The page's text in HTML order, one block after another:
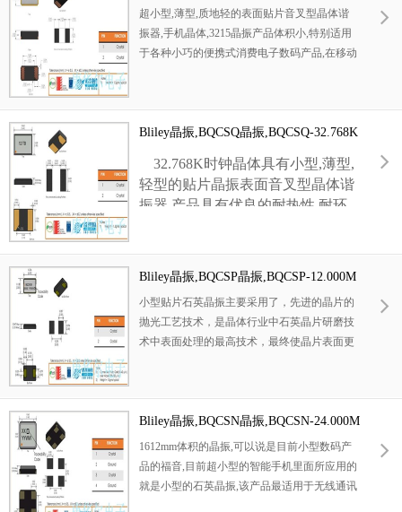
应，为无铅产品.
YCBKT晶振
超小型,薄型,质地轻的表面贴片音叉型晶体谐
振器,手机晶体,3215晶振产品体积小,特别适用
于各种小巧的便携式消费电子数码产品,在移动
度曲线要求.
Bliley晶振,BQCSQ晶振,BQCSQ-32.768K
HzF-YCDKT晶振
32.768K时钟晶体具有小型,薄型,
轻型的贴片晶振表面音叉型晶体谐
振器,产品具有优良的耐热性,耐环
高温回流温度曲线要求,金属外壳的
封装使得产品在封装时能发挥比陶
瓷谐振器外壳更好的耐冲击性.
Bliley晶振,BQCSP晶振,BQCSP-12.000M
HZMF-BCDGT晶振
小型贴片石英晶振主要采用了，先进的晶片的
抛光工艺技术，是晶体行业中石英晶片研磨技
术中表面处理的最高技术，最终使晶片表面更
的生产工艺，使产品在各项参数得到了很大的
改良,外观尺寸具有薄型表面贴片型石英晶体谐
振器,特别适用于有小型化要求的市场领域,比
如智能手机,无线蓝牙,平板电脑等电子数码产
品。
Bliley晶振,BQCSN晶振,BQCSN-24.000M
HZMF-BCBFT晶振
1612mm体积的晶振,可以说是目前小型数码产
品的福音,目前超小型的智能手机里面所应用的
就是小型的石英晶振,该产品最适用于无线通讯